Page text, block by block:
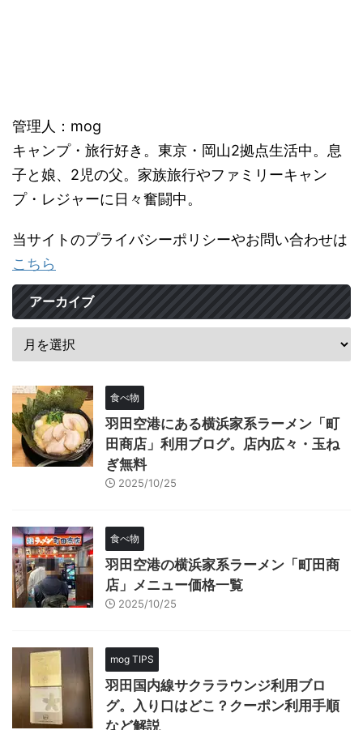
管理人：mog
キャンプ・旅行好き。東京・岡山2拠点生活中。息
子と娘、2児の父。家族旅行やファミリーキャン
プ・レジャーに日々奮闘中。
当サイトのプライバシーポリシーやお問い合わせは
こちら
アーカイブ
食べ物
羽田空港にある横浜家系ラーメン「町
田商店」利用ブログ。店内広々・玉ね
ぎ無料
2025/10/25
食べ物
羽田空港の横浜家系ラーメン「町田商
店」メニュー価格一覧
2025/10/25
mog TIPS
羽田国内線サクララウンジ利用ブロ
グ。入り口はどこ？クーポン利用手順
など解説